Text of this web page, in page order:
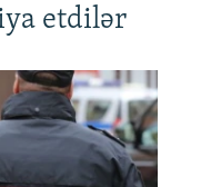
etdilər